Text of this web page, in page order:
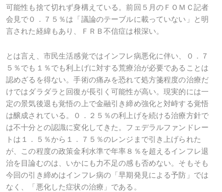
可能性も捨て切れず身構えている。前回５月のＦＯＭＣ記者
会見で０．７５％は「議論のテーブルに載っていない」と明
言された経緯もあり、ＦＲＢ不信症は根深い。
とは言え、市民生活感覚ではインフレ病悪化に伴い、０．７
５％でも１％でも利上げに対する荒療治が必要であることは
認めざるを得ない。手術の痛みを恐れて処方箋程度の治療だ
けではダラダラと回復が長引く可能性が高い。現実的には一
定の景気後退も覚悟の上で金融引き締め強化と対峙する覚悟
は醸成されている。０．２５％の利上げを続ける治療方針で
は不十分との認識に変化してきた。フェデラルファンドレー
トは１．５％から１．７５％のレンジまで引き上げられた
が、この程度の政策金利水準で年率８％を超えるインフレ退
治を目論むのは、いかにも力不足の感も否めない。そもそも
今回の引き締めはインフレ病の「早期発見による予防」では
なく、「悪化した症状の治療」である。